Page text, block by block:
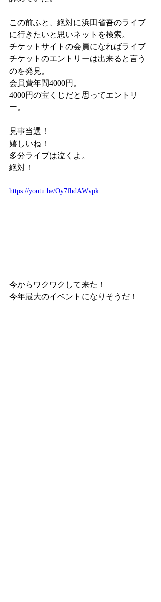
この前ふと、絶対に浜田省吾のライブ
に行きたいと思いネットを検索。
チケットサイトの会員になればライブ
チケットのエントリーは出来ると言う
のを発見。
会員費年間4000円。
4000円の宝くじだと思ってエントリ
ー。
見事当選！
嬉しいね！
多分ライブは泣くよ。
絶対！
https://youtu.be/Oy7fhdAWvpk
今からワクワクして来た！
今年最大のイベントになりそうだ！